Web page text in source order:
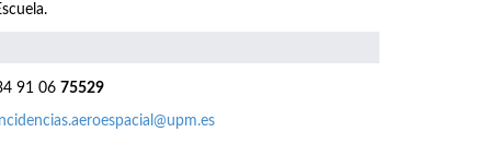
91 06 75529